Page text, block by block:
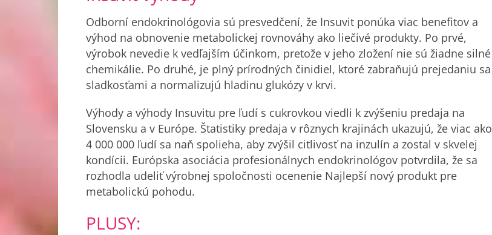
Odborní endokrinológovia sú presvedčení, že Insuvit ponúka viac benefitov a
výhod na obnovenie metabolickej rovnováhy ako liečivé produkty. Po prvé,
výrobok nevedie k vedľajším účinkom, pretože v jeho zložení nie sú žiadne silné
chemikálie. Po druhé, je plný prírodných činidiel, ktoré zabraňujú prejedaniu sa
sladkosťami a normalizujú hladinu glukózy v krvi.
Výhody a výhody Insuvitu pre ľudí s cukrovkou viedli k zvýšeniu predaja na
Slovensku a v Európe. Štatistiky predaja v rôznych krajinách ukazujú, že viac ako
4 000 000 ľudí sa naň spolieha, aby zvýšil citlivosť na inzulín a zostal v skvelej
kondícii. Európska asociácia profesionálnych endokrinológov potvrdila, že sa
rozhodla udeliť výrobnej spoločnosti ocenenie Najlepší nový produkt pre
metabolickú pohodu.
PLUSY: